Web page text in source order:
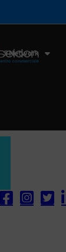
Il Network